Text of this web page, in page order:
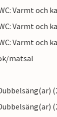
Varmt och
Varmt och
Varmt och
matsal